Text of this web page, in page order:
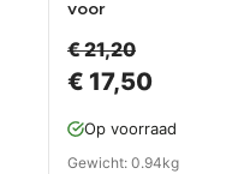
voor
gereedschapsbord
-
en -
€ 21,20
€ 17,50
Op voorraad
Gewicht: 0.94kg